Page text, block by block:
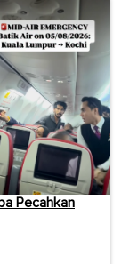
Pecahkan